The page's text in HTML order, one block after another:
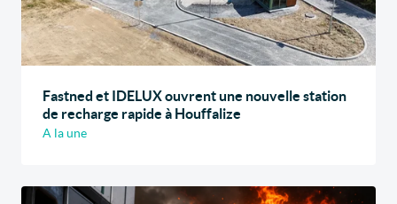
Fastned et IDELUX ouvrent une nouvelle station
de recharge rapide à Houffalize
A la une